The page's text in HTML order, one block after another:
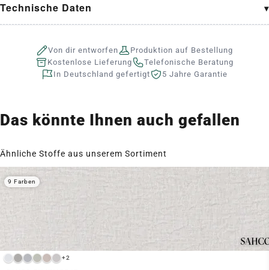
Technische Daten
Von dir entworfen
Produktion auf Bestellung
Kostenlose Lieferung
Telefonische Beratung
In Deutschland gefertigt
5 Jahre Garantie
Das könnte Ihnen auch gefallen
Ähnliche Stoffe aus unserem Sortiment
+2
9 Farben